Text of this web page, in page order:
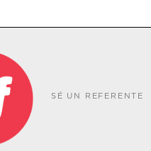
SÉ UN REFERENTE